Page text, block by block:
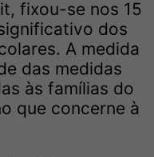
fixou-se nos 15
dos
A medida
das medidas
às famílias do
que concerne à